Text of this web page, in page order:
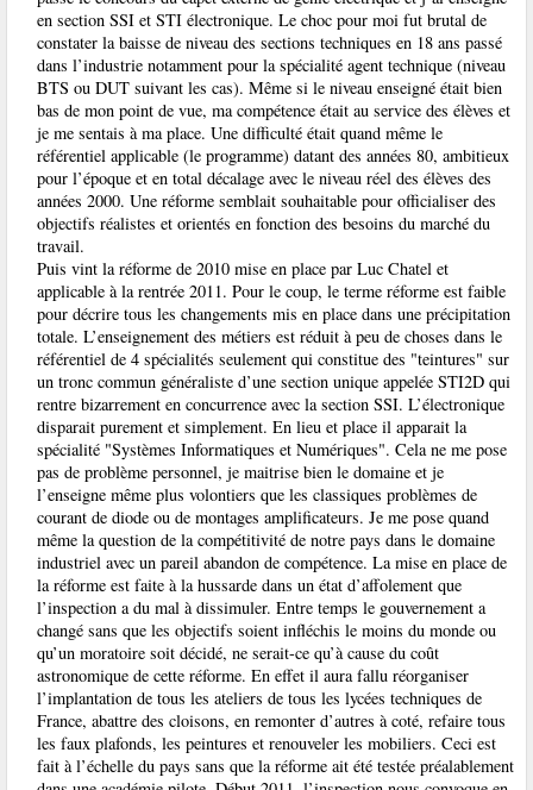
en section SSI et STI électronique. Le choc pour moi fut brutal de
constater la baisse de niveau des sections techniques en 18 ans passé
dans l’industrie notamment pour la spécialité agent technique (niveau
BTS ou DUT suivant les cas). Même si le niveau enseigné était bien
bas de mon point de vue, ma compétence était au service des élèves et
je me sentais à ma place. Une difficulté était quand même le
référentiel applicable (le programme) datant des années 80, ambitieux
pour l’époque et en total décalage avec le niveau réel des élèves des
années 2000. Une réforme semblait souhaitable pour officialiser des
objectifs réalistes et orientés en fonction des besoins du marché du
travail.
Puis vint la réforme de 2010 mise en place par Luc Chatel et
applicable à la rentrée 2011. Pour le coup, le terme réforme est faible
pour décrire tous les changements mis en place dans une précipitation
totale. L’enseignement des métiers est réduit à peu de choses dans le
référentiel de 4 spécialités seulement qui constitue des "teintures" sur
un tronc commun généraliste d’une section unique appelée STI2D qui
rentre bizarrement en concurrence avec la section SSI. L’électronique
disparait purement et simplement. En lieu et place il apparait la
spécialité "Systèmes Informatiques et Numériques". Cela ne me pose
pas de problème personnel, je maitrise bien le domaine et je
l’enseigne même plus volontiers que les classiques problèmes de
courant de diode ou de montages amplificateurs. Je me pose quand
même la question de la compétitivité de notre pays dans le domaine
industriel avec un pareil abandon de compétence. La mise en place de
la réforme est faite à la hussarde dans un état d’affolement que
l’inspection a du mal à dissimuler. Entre temps le gouvernement a
changé sans que les objectifs soient infléchis le moins du monde ou
qu’un moratoire soit décidé, ne serait-ce qu’à cause du coût
astronomique de cette réforme. En effet il aura fallu réorganiser
l’implantation de tous les ateliers de tous les lycées techniques de
France, abattre des cloisons, en remonter d’autres à coté, refaire tous
les faux plafonds, les peintures et renouveler les mobiliers. Ceci est
fait à l’échelle du pays sans que la réforme ait été testée préalablement